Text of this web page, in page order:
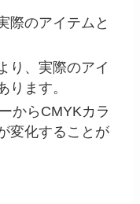
際のアイテムと
り、実際のアイ
ります。
からCMYKカラ
変化することが